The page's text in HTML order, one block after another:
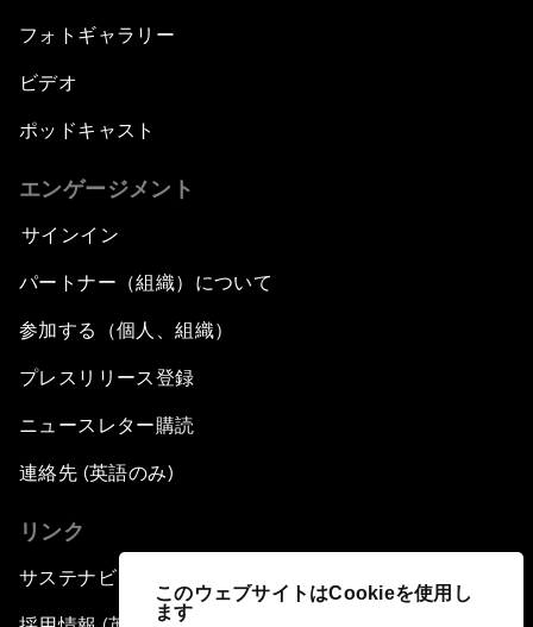
このウェブサイトはCookieを使用し
ます
フォトギャラリー
ビデオ
ポッドキャスト
エンゲージメント
サインイン
パートナー（組織）について
参加する（個人、組織）
プレスリリース登録
ニュースレター購読
連絡先 (英語のみ)
リンク
サステナビリティへの取り組み